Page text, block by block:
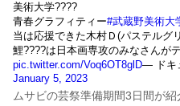
美術大学????
青春グラフィティー#武蔵野美術大
当は応援できた木村Ｄ(パステルグ
鯉????は日本画専攻のみなさんが
pic.twitter.com/Voq6OT8glD— ドキ
January 5, 2023
ムサビの芸祭準備期間3日間が